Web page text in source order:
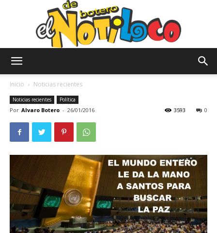
de
Botero
Inicio Noticias recientes
Noticias recientes Política
Por Alvaro Botero - 26/01/2016 0
3593